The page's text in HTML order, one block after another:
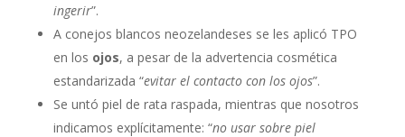
ingerir”.
A conejos blancos neozelandeses se les aplicó TPO
en los ojos, a pesar de la advertencia cosmética
estandarizada “evitar el contacto con los ojos”.
Se untó piel de rata raspada, mientras que nosotros
indicamos explícitamente: “no usar sobre piel